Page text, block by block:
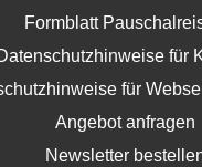
Formblatt
für
für
Angebot anfragen
Newsletter